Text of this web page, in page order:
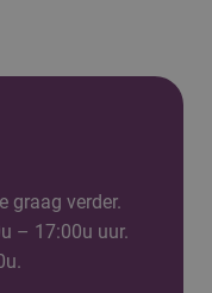
graag verder.
– 17:00u uur.